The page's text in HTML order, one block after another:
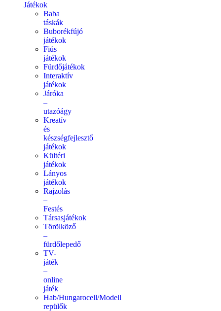
Játékok
Baba
táskák
Buborékfújó
játékok
Fiús
játékok
Fürdőjátékok
Interaktív
játékok
Járóka
–
utazóágy
Kreatív
és
készségfejlesztő
játékok
Kültéri
játékok
Lányos
játékok
Rajzolás
–
Festés
Társasjátékok
Törölköző
–
fürdőlepedő
TV-
játék
–
online
játék
Hab/Hungarocell/Modell
repülők